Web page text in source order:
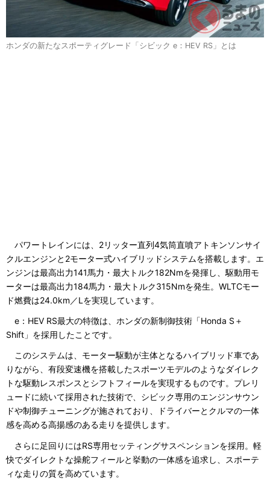
ホンダの新たなスポーティグレード「シビック e：HEV RS」とは
パワートレインには、2リッター直列4気筒直噴アトキンソンサイ
クルエンジンと2モーター式ハイブリッドシステムを搭載します。エ
ンジンは最高出力141馬力・最大トルク182Nmを発揮し、駆動用モ
ーターは最高出力184馬力・最大トルク315Nmを発生。WLTCモー
ド燃費は24.0km／Lを実現しています。
e：HEV RS最大の特徴は、ホンダの新制御技術「Honda S＋
Shift」を採用したことです。
このシステムは、モーター駆動が主体となるハイブリッド車であ
りながら、有段変速機を搭載したスポーツモデルのようなダイレク
トな駆動レスポンスとシフトフィールを実現するものです。プレリ
ュードに続いて採用された技術で、シビック専用のエンジンサウン
ドや制御チューニングが施されており、ドライバーとクルマの一体
感を高める高揚感のある走りを提供します。
さらに足回りにはRS専用セッティングサスペンションを採用。軽
快でダイレクトな操舵フィールと挙動の一体感を追求し、スポーテ
ィな走りの質を高めています。